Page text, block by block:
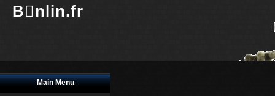
Bnlin.fr
Main Menu